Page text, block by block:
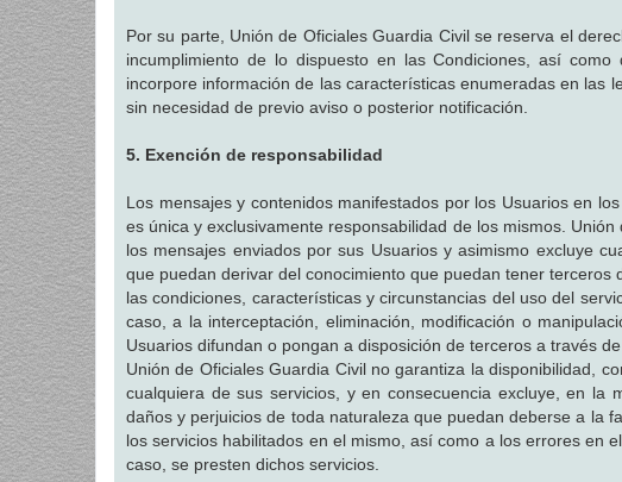
Por su parte, Unión de Oficiales Guardia Civil se reserva el
incumplimiento de lo dispuesto en las Condiciones, así
incorpore información de las características enumeradas en las
sin necesidad de previo aviso o posterior notificación.
5. Exención de responsabilidad
Los mensajes y contenidos manifestados por los Usuarios en
es única y exclusivamente responsabilidad de los mismos.
los mensajes enviados por sus Usuarios y asimismo excluye
que puedan derivar del conocimiento que puedan tener terceros
las condiciones, características y circunstancias del uso del
caso, a la interceptación, eliminación, modificación o
Usuarios difundan o pongan a disposición de terceros a través
Unión de Oficiales Guardia Civil no garantiza la disponibilidad,
cualquiera de sus servicios, y en consecuencia excluye, en la
daños y perjuicios de toda naturaleza que puedan deberse a la
los servicios habilitados en el mismo, así como a los errores en
caso, se presten dichos servicios.